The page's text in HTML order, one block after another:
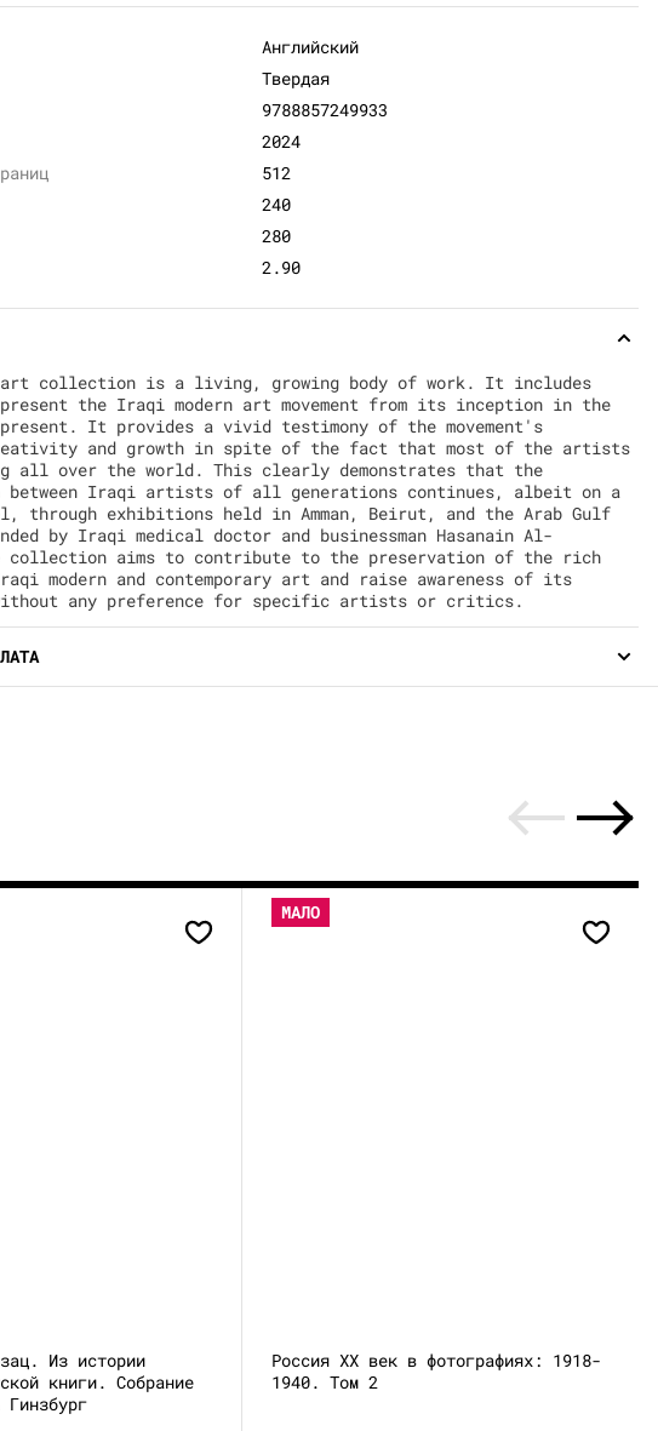
Английский
Твердая
9788857249933
2024
512
240
280
2.90
art collection is a living, growing body of work. It includes
the Iraqi modern art movement from its inception in the
It provides a vivid testimony of the movement's
and growth in spite of the fact that most of the artists
all over the world. This clearly demonstrates that the
between Iraqi artists of all generations continues, albeit on a
through exhibitions held in Amman, Beirut, and the Arab Gulf
by Iraqi medical doctor and businessman Hasanain Al-
collection aims to contribute to the preservation of the rich
modern and contemporary art and raise awareness of its
any preference for specific artists or critics.
Из истории
книги. Собрание
МАЛО
Россия XX век в фотографиях: 1918-
1940. Том 2